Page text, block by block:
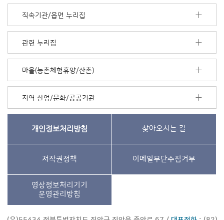
직속기관/읍면 누리집
관련 누리집
마을(농촌체험휴양/산촌)
지역 산업/문화/공공기관
개인정보처리방침 찾아오시는 길
저작권정책 이메일무단수집거부
영상정보처리기기
운영관리방침